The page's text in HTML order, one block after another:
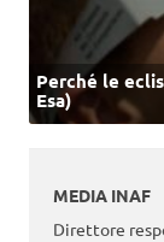
Perché le
Esa)
MEDIA INAF
Direttore